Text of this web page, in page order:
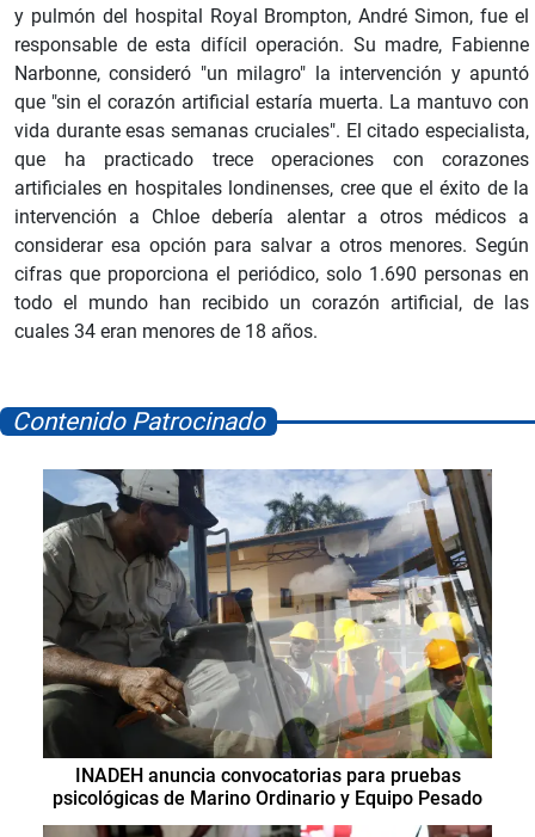
y pulmón del hospital Royal Brompton, André Simon, fue el
responsable de esta difícil operación. Su madre, Fabienne
Narbonne, consideró "un milagro" la intervención y apuntó
que "sin el corazón artificial estaría muerta. La mantuvo con
vida durante esas semanas cruciales". El citado especialista,
que ha practicado trece operaciones con corazones
artificiales en hospitales londinenses, cree que el éxito de la
intervención a Chloe debería alentar a otros médicos a
considerar esa opción para salvar a otros menores. Según
cifras que proporciona el periódico, solo 1.690 personas en
todo el mundo han recibido un corazón artificial, de las
cuales 34 eran menores de 18 años.
Contenido Patrocinado
INADEH anuncia convocatorias para pruebas
psicológicas de Marino Ordinario y Equipo Pesado